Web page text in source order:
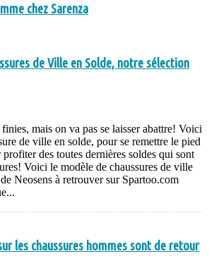
chez Sarenza
de Ville en Solde, notre sélection
mais on va pas se laisser abattre! Voici
de ville en solde, pour se remettre le pied
des toutes dernières soldes qui sont
Voici le modèle de chaussures de ville
Neosens à retrouver sur Spartoo.com
les chaussures hommes sont de retour